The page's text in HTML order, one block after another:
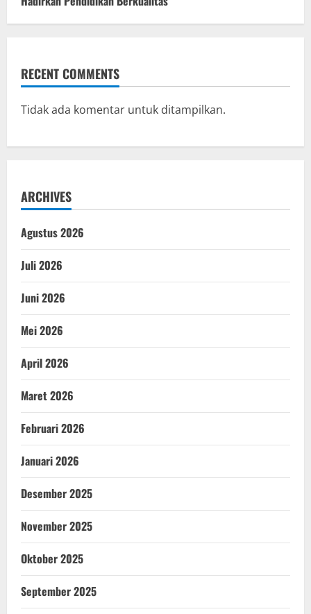
RECENT COMMENTS
Tidak ada komentar untuk ditampilkan.
ARCHIVES
Agustus 2026
Juli 2026
Juni 2026
Mei 2026
April 2026
Maret 2026
Februari 2026
Januari 2026
Desember 2025
November 2025
Oktober 2025
September 2025